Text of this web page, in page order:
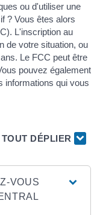
ou d'utiliser une
? Vous êtes alors
L'inscription au
de votre situation, ou
Le FCC peut être
pouvez également
informations qui vous
TOUT DÉPLIER
VOUS